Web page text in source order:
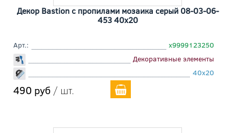
Декор Bastion с пропилами мозаика серый 08-03-06-
453 40x20
Арт.:
х9999123250
Декоративные элементы
40x20
490 руб / шт.